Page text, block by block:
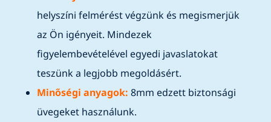
helyszíni felmérést végzünk és megismerjük
az Ön igényeit. Mindezek
figyelembevételével egyedi javaslatokat
teszünk a legjobb megoldásért.
Minőségi anyagok: 8mm edzett biztonsági
üvegeket használunk.